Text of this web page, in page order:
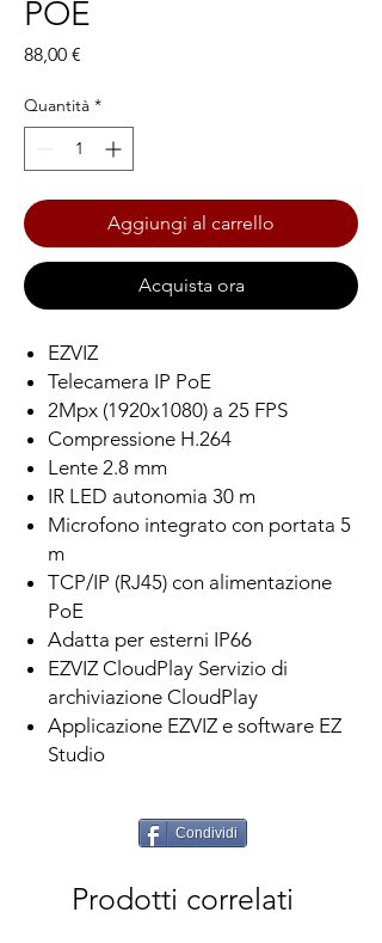
POE
88,00 €
Quantità *
Aggiungi al carrello
Acquista ora
EZVIZ
Telecamera IP PoE
2Mpx (1920x1080) a 25 FPS
Compressione H.264
Lente 2.8 mm
IR LED autonomia 30 m
Microfono integrato con portata 5
m
TCP/IP (RJ45) con alimentazione
PoE
Adatta per esterni IP66
EZVIZ CloudPlay Servizio di
archiviazione CloudPlay
Applicazione EZVIZ e software EZ
Studio
Condividi
Prodotti correlati